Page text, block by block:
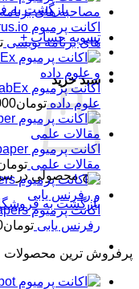
بازگشت به
تسویه حساب +
سبد خرید
هیچ محصولی در
بازگشت به
‌های برنامه نویسی
علوم داده تومان
مقالات علمی
رفرنس یابی تومان
پرفروش ترین محصولات